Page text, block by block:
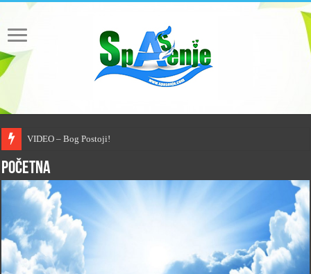
VIDEO – Bog Postoji!
Početna